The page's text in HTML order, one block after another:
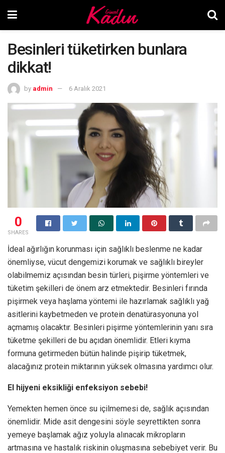
Besinleri tüketirken bunlara
dikkat!
by admin 6 Aralık 2021
0
SHARES
İdeal ağırlığın korunması için sağlıklı beslenme ne kadar
önemliyse, vücut dengemizi korumak ve sağlıklı bireyler
olabilmemiz açısından besin türleri, pişirme yöntemleri ve
tüketim şekilleri de önem arz etmektedir. Besinleri fırında
pişirmek veya haşlama yöntemi ile hazırlamak sağlıklı yağ
asitlerini kaybetmeden ve protein denatürasyonuna yol
açmamış olacaktır. Besinleri pişirme yöntemlerinin yanı sıra
tüketme şekilleri de bu açıdan önemlidir. Etleri kıyma
formuna getirmeden bütün halinde pişirip tüketmek,
alacağınız protein miktarının yüksek olmasına yardımcı olur.
El hijyeni eksikliği enfeksiyon sebebi!
Yemekten hemen önce su içilmemesi de, sağlık açısından
önemlidir. Mide asit dengesini söyle seyrettikten sonra
yemeye başlamak ağız yoluyla alınacak mikropların
artmasına ve hastalık riskinin oluşmasına sebebiyet verir. Bu